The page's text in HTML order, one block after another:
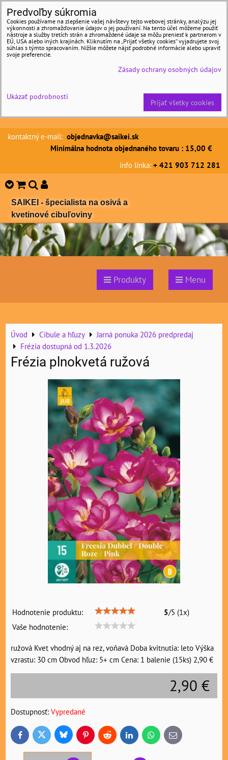
kontaktný e-mail: objednavka@saikei.sk
Minimálna hodnota objednaného tovaru : 15,00 €
info linka: + 421 903 712 281
SAIKEI - špecialista na osivá a
kvetinové cibuľoviny
Produkty Menu
Úvod Cibule a hľuzy
Jarná ponuka 2026 predpredaj
Frézia dostupná od 1.3.2026
Frézia plnokvetá ružová
Hodnotenie produktu: 5/5 (1x)
Vaše hodnotenie:
ružová Kvet vhodný aj na rez, voňavá Doba kvitnutia: leto Výška
vzrastu: 30 cm Obvod hľuz: 5+ cm Cena: 1 balenie (15ks) 2,90 €
2,90 €
Dostupnosť: Vypredané
FacebookTwitter BlueskyPinterestReddit LinkedInWhatsApp
E-
mail
Predvoľby súkromia
Cookies používame na zlepšenie vašej návštevy tejto webovej stránky, analýzu jej
výkonnosti a zhromažďovanie údajov o jej používaní. Na tento účel môžeme použiť
nástroje a služby tretích strán a zhromaždené údaje sa môžu preniesť k partnerom v
EÚ, USA alebo iných krajinách. Kliknutím na „Prijať všetky cookies“ vyjadrujete svoj
súhlas s týmto spracovaním. Nižšie môžete nájsť podrobné informácie alebo upraviť
svoje preferencie.
Zásady ochrany osobných údajov
Ukázať podrobnosti
Prijať všetky cookies